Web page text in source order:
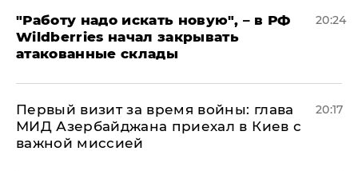
"Работу надо искать новую", – в РФ
Wildberries начал закрывать
атакованные склады
20:24
Первый визит за время войны: глава
МИД Азербайджана приехал в Киев с
важной миссией
20:17